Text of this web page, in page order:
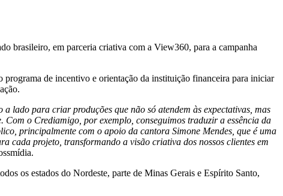
brasileiro, em parceria criativa com a View360, para a campanha
de incentivo e orientação da instituição financeira para iniciar
lado para criar produções que não só atendem às expectativas, mas
o Crediamigo, por exemplo, conseguimos traduzir a essência da
principalmente com o apoio da cantora Simone Mendes, que é uma
cada projeto, transformando a visão criativa dos nossos clientes em
os estados do Nordeste, parte de Minas Gerais e Espírito Santo,